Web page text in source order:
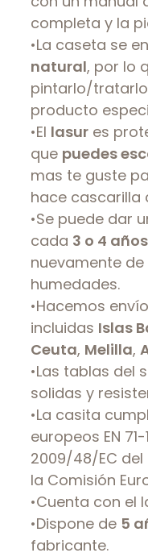
completa y la
•La caseta se
natural, por lo
pintarlo/
producto
•El lasur es
que puedes
mas te guste
hace cascarilla
•Se puede dar
cada 3 o 4
nuevamente de
humedades.
•Hacemos
incluidas Islas
Ceuta, Melilla,
•Las tablas del
solidas y
•La casita
europeos EN
2009/48/EC
la Comisión
•Cuenta con el
•Dispone de 5
fabricante.